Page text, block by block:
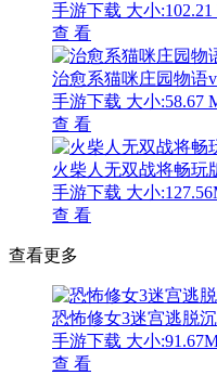
手游下载 大小
查 看
治愈系猫咪庄园物语
手游下载 大小:58.67
查 看
火柴人无双战将畅玩
手游下载 大小
查 看
查看更多
恐怖修女3迷宫逃脱
手游下载 大小
查 看